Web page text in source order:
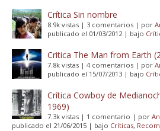
Crítica Sin nombre
8.9k vistas | 3 comentarios | por
publicado el 01/03/2012| bajo
Critica The Man from Earth
7.8k vistas | 4 comentarios | por
publicado el 15/07/2013 | bajo
Crítica Cowboy de
1969)
7.3k vistas | 1 comentario | por
publicado el 21/06/2015 | bajo Críticas,